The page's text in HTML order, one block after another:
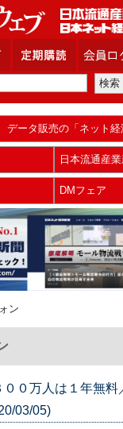
データ販売の「ネット経
日本流通産
DMフェア
ン
０万人は１年無料
03/05)